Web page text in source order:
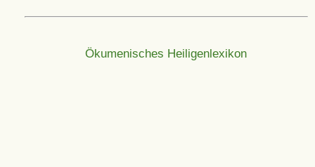
Ökumenisches Heiligenlexikon